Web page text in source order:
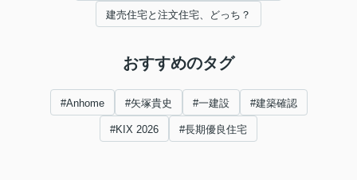
建売住宅と注文住宅、どっち？
おすすめのタグ
#Anhome #矢塚貴史 #一建設 #建築確認
#KIX 2026 #長期優良住宅